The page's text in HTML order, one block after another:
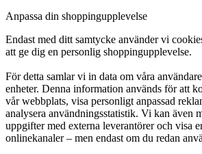
Anpassa din shoppingupplevelse
Endast med ditt samtycke använder vi
att ge dig en personlig shoppingupplevelse.
För detta samlar vi in data om våra
enheter. Denna information används för att
vår webbplats, visa personligt anpassad
analysera användningsstatistik. Vi kan även
uppgifter med externa leverantörer och visa
onlinekanaler – men endast om du redan